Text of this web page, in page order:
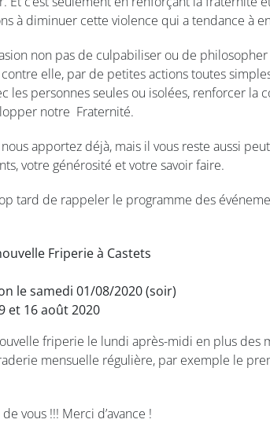
à diminuer cette violence qui a tendance à
non pas de culpabiliser ou de philosopher
elle, par de petites actions toutes
les personnes seules ou isolées, renforcer la
notre Fraternité.
apportez déjà, mais il vous reste aussi
votre générosité et votre savoir faire.
tard de rappeler le programme des
Friperie à Castets
le samedi 01/08/2020 (soir)
et 16 août 2020
friperie le lundi après-midi en plus
mensuelle régulière, par exemple le
vous !!! Merci d’avance !